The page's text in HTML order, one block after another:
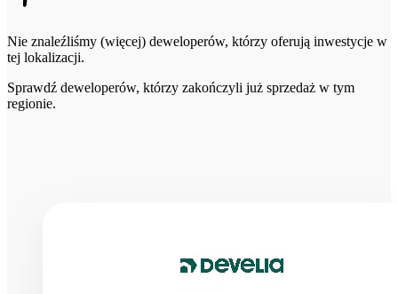
Nie znaleźliśmy (więcej) deweloperów, którzy oferują inwestycje w
tej lokalizacji.
Sprawdź deweloperów, którzy zakończyli już sprzedaż w tym
regionie.